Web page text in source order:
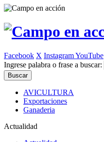
Facebook X InstagramYouTube
Ingrese palabra o frase a buscar:
AVICULTURA
Exportaciones
Ganaderia
Actualidad